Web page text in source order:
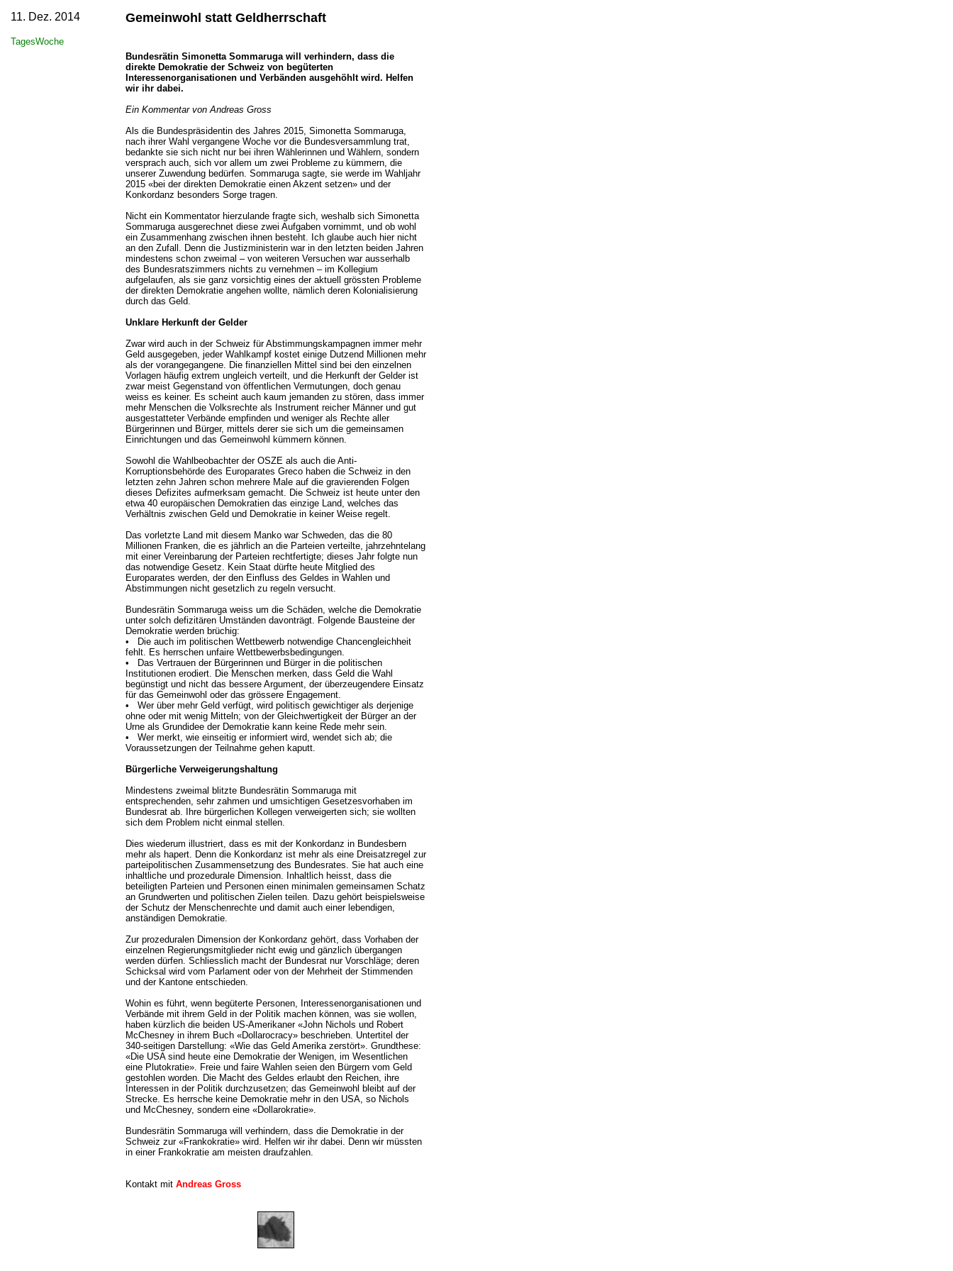
11. Dez. 2014
TagesWoche
Gemeinwohl statt Geldherrschaft
Bundesrätin Simonetta Sommaruga will verhindern, dass die
direkte Demokratie der Schweiz von begüterten
Interessenorganisationen und Verbänden ausgehöhlt wird. Helfen
wir ihr dabei.
Ein Kommentar von Andreas Gross
Als die Bundespräsidentin des Jahres 2015, Simonetta Sommaruga,
nach ihrer Wahl vergangene Woche vor die Bundesversammlung trat,
bedankte sie sich nicht nur bei ihren Wählerinnen und Wählern, sondern
versprach auch, sich vor allem um zwei Probleme zu kümmern, die
unserer Zuwendung bedürfen. Sommaruga sagte, sie werde im Wahljahr
2015 «bei der direkten Demokratie einen Akzent setzen» und der
Konkordanz besonders Sorge tragen.
Nicht ein Kommentator hierzulande fragte sich, weshalb sich Simonetta
Sommaruga ausgerechnet diese zwei Aufgaben vornimmt, und ob wohl
ein Zusammenhang zwischen ihnen besteht. Ich glaube auch hier nicht
an den Zufall. Denn die Justizministerin war in den letzten beiden Jahren
mindestens schon zweimal – von weiteren Versuchen war ausserhalb
des Bundesratszimmers nichts zu vernehmen – im Kollegium
aufgelaufen, als sie ganz vorsichtig eines der aktuell grössten Probleme
der direkten Demokratie angehen wollte, nämlich deren Kolonialisierung
durch das Geld.
Unklare Herkunft der Gelder
Zwar wird auch in der Schweiz für Abstimmungskampagnen immer mehr
Geld ausgegeben, jeder Wahlkampf kostet einige Dutzend Millionen mehr
als der vorangegangene. Die finanziellen Mittel sind bei den einzelnen
Vorlagen häufig extrem ungleich verteilt, und die Herkunft der Gelder ist
zwar meist Gegenstand von öffentlichen Vermutungen, doch genau
weiss es keiner. Es scheint auch kaum jemanden zu stören, dass immer
mehr Menschen die Volksrechte als Instrument reicher Männer und gut
ausgestatteter Verbände empfinden und weniger als Rechte aller
Bürgerinnen und Bürger, mittels derer sie sich um die gemeinsamen
Einrichtungen und das Gemeinwohl kümmern können.
Sowohl die Wahlbeobachter der OSZE als auch die Anti-
Korruptionsbehörde des Europarates Greco haben die Schweiz in den
letzten zehn Jahren schon mehrere Male auf die gravierenden Folgen
dieses Defizites aufmerksam gemacht. Die Schweiz ist heute unter den
etwa 40 europäischen Demokratien das einzige Land, welches das
Verhältnis zwischen Geld und Demokratie in keiner Weise regelt.
Das vorletzte Land mit diesem Manko war Schweden, das die 80
Millionen Franken, die es jährlich an die Parteien verteilte, jahrzehntelang
mit einer Vereinbarung der Parteien rechtfertigte; dieses Jahr folgte nun
das notwendige Gesetz. Kein Staat dürfte heute Mitglied des
Europarates werden, der den Einfluss des Geldes in Wahlen und
Abstimmungen nicht gesetzlich zu regeln versucht.
Bundesrätin Sommaruga weiss um die Schäden, welche die Demokratie
unter solch defizitären Umständen davonträgt. Folgende Bausteine der
Demokratie werden brüchig:
• Die auch im politischen Wettbewerb notwendige Chancengleichheit
fehlt. Es herrschen unfaire Wettbewerbsbedingungen.
• Das Vertrauen der Bürgerinnen und Bürger in die politischen
Institutionen erodiert. Die Menschen merken, dass Geld die Wahl
begünstigt und nicht das bessere Argument, der überzeugendere Einsatz
für das Gemeinwohl oder das grössere Engagement.
• Wer über mehr Geld verfügt, wird politisch gewichtiger als derjenige
ohne oder mit wenig Mitteln; von der Gleichwertigkeit der Bürger an der
Urne als Grundidee der Demokratie kann keine Rede mehr sein.
• Wer merkt, wie einseitig er informiert wird, wendet sich ab; die
Voraussetzungen der Teilnahme gehen kaputt.
Bürgerliche Verweigerungshaltung
Mindestens zweimal blitzte Bundesrätin Sommaruga mit
entsprechenden, sehr zahmen und umsichtigen Gesetzesvorhaben im
Bundesrat ab. Ihre bürgerlichen Kollegen verweigerten sich; sie wollten
sich dem Problem nicht einmal stellen.
Dies wiederum illustriert, dass es mit der Konkordanz in Bundesbern
mehr als hapert. Denn die Konkordanz ist mehr als eine Dreisatzregel zur
parteipolitischen Zusammensetzung des Bundesrates. Sie hat auch eine
inhaltliche und prozedurale Dimension. Inhaltlich heisst, dass die
beteiligten Parteien und Personen einen minimalen gemeinsamen Schatz
an Grundwerten und politischen Zielen teilen. Dazu gehört beispielsweise
der Schutz der Menschenrechte und damit auch einer lebendigen,
anständigen Demokratie.
Zur prozeduralen Dimension der Konkordanz gehört, dass Vorhaben der
einzelnen Regierungsmitglieder nicht ewig und gänzlich übergangen
werden dürfen. Schliesslich macht der Bundesrat nur Vorschläge; deren
Schicksal wird vom Parlament oder von der Mehrheit der Stimmenden
und der Kantone entschieden.
Wohin es führt, wenn begüterte Personen, Interessenorganisationen und
Verbände mit ihrem Geld in der Politik machen können, was sie wollen,
haben kürzlich die beiden US-Amerikaner «John Nichols und Robert
McChesney in ihrem Buch «Dollarocracy» beschrieben. Untertitel der
340-seitigen Darstellung: «Wie das Geld Amerika zerstört». Grundthese:
«Die USA sind heute eine Demokratie der Wenigen, im Wesentlichen
eine Plutokratie». Freie und faire Wahlen seien den Bürgern vom Geld
gestohlen worden. Die Macht des Geldes erlaubt den Reichen, ihre
Interessen in der Politik durchzusetzen; das Gemeinwohl bleibt auf der
Strecke. Es herrsche keine Demokratie mehr in den USA, so Nichols
und McChesney, sondern eine «Dollarokratie».
Bundesrätin Sommaruga will verhindern, dass die Demokratie in der
Schweiz zur «Frankokratie» wird. Helfen wir ihr dabei. Denn wir müssten
in einer Frankokratie am meisten draufzahlen.
Kontakt mit Andreas Gross